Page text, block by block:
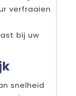
verfraaien
bij uw
snelheid